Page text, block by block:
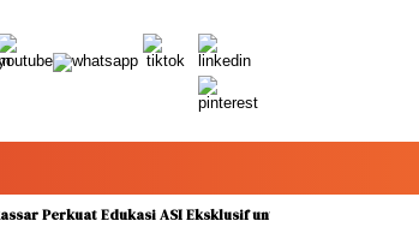
Perkuat Edukasi ASI Eksklusif untuk Cegah Stunting pada